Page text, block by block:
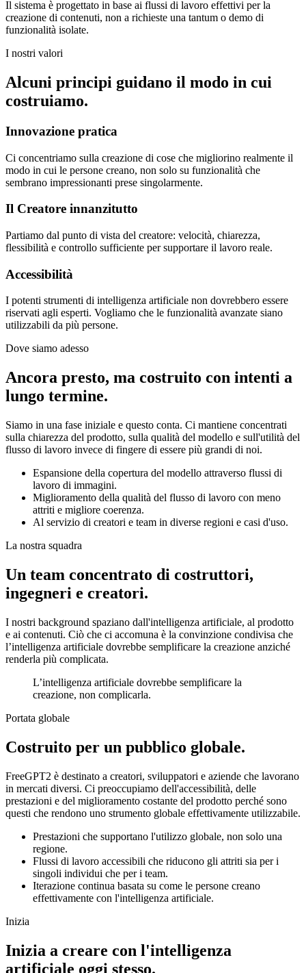
Il sistema è progettato in base ai flussi di lavoro effettivi per la
creazione di contenuti, non a richieste una tantum o demo di
funzionalità isolate.
I nostri valori
Alcuni principi guidano il modo in cui
costruiamo.
Innovazione pratica
Ci concentriamo sulla creazione di cose che migliorino realmente il
modo in cui le persone creano, non solo su funzionalità che
sembrano impressionanti prese singolarmente.
Il Creatore innanzitutto
Partiamo dal punto di vista del creatore: velocità, chiarezza,
flessibilità e controllo sufficiente per supportare il lavoro reale.
Accessibilità
I potenti strumenti di intelligenza artificiale non dovrebbero essere
riservati agli esperti. Vogliamo che le funzionalità avanzate siano
utilizzabili da più persone.
Dove siamo adesso
Ancora presto, ma costruito con intenti a
lungo termine.
Siamo in una fase iniziale e questo conta. Ci mantiene concentrati
sulla chiarezza del prodotto, sulla qualità del modello e sull'utilità del
flusso di lavoro invece di fingere di essere più grandi di noi.
Espansione della copertura del modello attraverso flussi di
lavoro di immagini.
Miglioramento della qualità del flusso di lavoro con meno
attriti e migliore coerenza.
Al servizio di creatori e team in diverse regioni e casi d'uso.
La nostra squadra
Un team concentrato di costruttori,
ingegneri e creatori.
I nostri background spaziano dall'intelligenza artificiale, al prodotto
e ai contenuti. Ciò che ci accomuna è la convinzione condivisa che
l’intelligenza artificiale dovrebbe semplificare la creazione anziché
renderla più complicata.
L’intelligenza artificiale dovrebbe semplificare la
creazione, non complicarla.
Portata globale
Costruito per un pubblico globale.
FreeGPT2 è destinato a creatori, sviluppatori e aziende che lavorano
in mercati diversi. Ci preoccupiamo dell'accessibilità, delle
prestazioni e del miglioramento costante del prodotto perché sono
questi che rendono uno strumento globale effettivamente utilizzabile.
Prestazioni che supportano l'utilizzo globale, non solo una
regione.
Flussi di lavoro accessibili che riducono gli attriti sia per i
singoli individui che per i team.
Iterazione continua basata su come le persone creano
effettivamente con l'intelligenza artificiale.
Inizia
Inizia a creare con l'intelligenza
artificiale oggi stesso.